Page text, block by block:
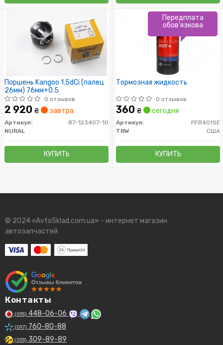
Поршень Kangoo 1.5dCi (палец
26мм) 76мм+0.5
0 отзывов
2 920 ₴ завтра
Артикул:
87-123407-10
NURAL
КУПИТЬ
Тормозная жидкость
0 отзывов
360 ₴ сегодня
Артикул:
PFB401SE
TRW
США
КУПИТЬ
Передплата
обов'язкова
© 2024 «AvtoSklad.com.ua» - интернет магазин
автозапчастей
Контакты
(095) 448-06-06
(097) 760-80-88
(093) 309-89-89